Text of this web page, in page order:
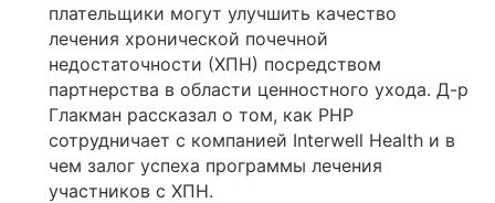
плательщики могут улучшить качество
лечения хронической почечной
недостаточности (ХПН) посредством
партнерства в области ценностного ухода. Д-р
Глакман рассказал о том, как PHP
сотрудничает с компанией Interwell Health и в
чем залог успеха программы лечения
участников с ХПН.